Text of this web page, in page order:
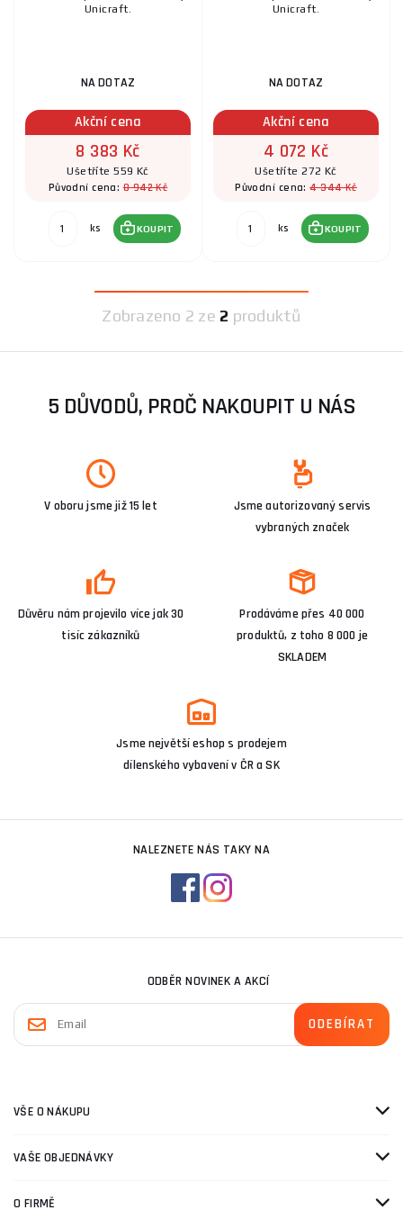
Unicraft.
NA DOTAZ
Akční cena
8 383 Kč
Ušetříte 559 Kč
Původní cena:8 942 Kč
ks KOUPIT
Unicraft.
NA DOTAZ
Akční cena
4 072 Kč
Ušetříte 272 Kč
Původní cena:4 344 Kč
ks KOUPIT
Zobrazeno 2 ze 2 produktů
5 DŮVODŮ, PROČ NAKOUPIT U NÁS
V oboru jsme již 15 let
Jsme autorizovaný servis
vybraných značek
Důvěru nám projevilo více jak 30
tisíc zákazníků
Prodáváme přes 40 000
produktů, z toho 8 000 je
SKLADEM
Jsme největší eshop s prodejem
dílenského vybavení v ČR a SK
NALEZNETE NÁS TAKY NA
ODBĚR NOVINEK A AKCÍ
VŠE O NÁKUPU
VAŠE OBJEDNÁVKY
O FIRMĚ